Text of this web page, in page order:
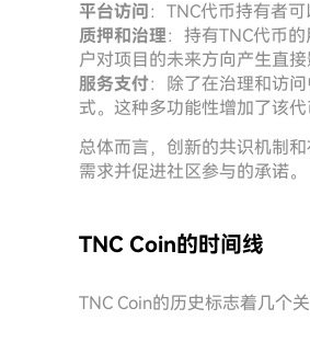
平台访问：TNC代币持有者
质押和治理：持有TNC代币
户对项目的未来方向产生直接
服务支付：除了在治理和访
式。这种多功能性增加了该代
总体而言，创新的共识机制
需求并促进社区参与的承诺。
TNC Coin的时间线
TNC Coin的历史标志着几个